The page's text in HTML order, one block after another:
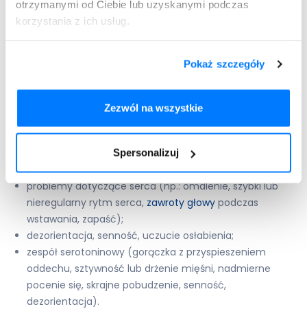
otrzymanymi od Ciebie lub uzyskanymi podczas
korzystania z ich usług.
Pokaż szczegóły
Zezwól na wszystkie
Spersonalizuj
myśli samobójcze, myśli o samookaleczeniu się,
uczucie niepokoju, akatyzja (uczucie silnego niepokoju,
rozdrażnienia, lęku, pobudzenie ruchowe);
języka, świszczący oddech,duszność;
drażliwość lub silne pobudzenie;
przedłużająca się lub bolesna erekcja;
problemy dotyczące serca (np.: omdlenie, szybki lub
nieregularny rytm serca, zawroty głowy podczas
wstawania, zapaść);
dezorientacja, senność, uczucie osłabienia;
zespół serotoninowy (gorączka z przyspieszeniem
oddechu, sztywność lub drżenie mięśni, nadmierne
pocenie się, skrajne pobudzenie, senność,
dezorientacja).